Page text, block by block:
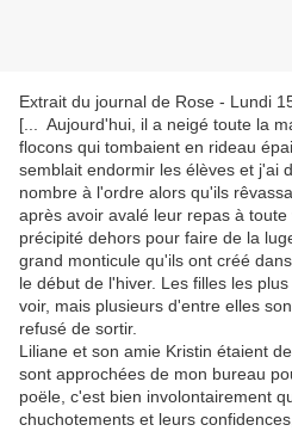
Extrait du journal de Rose - Lundi
[... Aujourd'hui, il a neigé toute la
flocons qui tombaient en rideau
semblait endormir les élèves et j'ai
nombre à l'ordre alors qu'ils
après avoir avalé leur repas à
précipité dehors pour faire de la
grand monticule qu'ils ont créé
le début de l'hiver. Les filles les
voir, mais plusieurs d'entre elles
refusé de sortir.
Liliane et son amie Kristin étaient
sont approchées de mon bureau
poële, c'est bien involontairement
chuchotements et leurs